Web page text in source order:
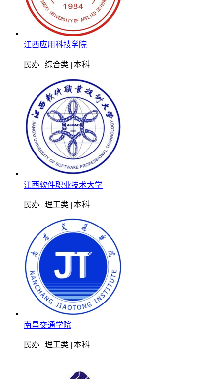
江西应用科技学院
民办 | 综合类 | 本科
江西软件职业技术大学
民办 | 理工类 | 本科
南昌交通学院
民办 | 理工类 | 本科